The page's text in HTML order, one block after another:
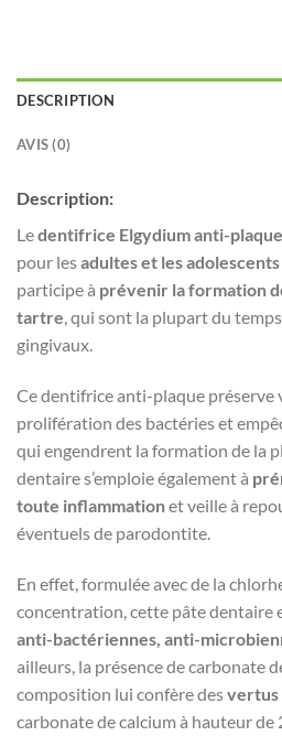
DESCRIPTION
AVIS (0)
Description:
Ledentifrice Elgydium anti-plaque
pour lesadultes et les
participe à prévenir la formation
tartre, qui sont la plupart du
gingivaux.
Ce dentifrice anti-plaque préserve
prolifération des bactéries et
qui engendrent la formation de la
dentaire s’emploie également à
toute inflammationet veille à
éventuels de parodontite.
En effet, formulée avec de la
concentration, cette pâte dentaire
anti-bactériennes, anti-
ailleurs, la présence de carbonate
composition lui confère desvertus
carbonate de calcium à hauteur